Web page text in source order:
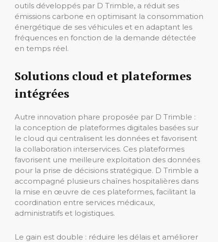
outils développés par D Trimble, a réduit ses
émissions carbone en optimisant la consommation
énergétique de ses véhicules et en adaptant les
fréquences en fonction de la demande détectée
en temps réel.
Solutions cloud et plateformes
intégrées
Autre innovation phare proposée par D Trimble :
la conception de plateformes digitales basées sur
le cloud qui centralisent les données et favorisent
la collaboration interservices. Ces plateformes
favorisent une meilleure exploitation des données
pour la prise de décisions stratégique. D Trimble a
accompagné plusieurs chaînes hospitalières dans
la mise en œuvre de ces plateformes, facilitant la
coordination entre services médicaux,
administratifs et logistiques.
Le gain est double : réduire les délais et améliorer